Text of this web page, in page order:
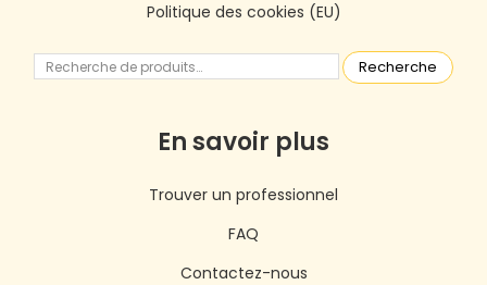
Politique des cookies (EU)
Recherche
En savoir plus
Trouver un professionnel
FAQ
Contactez-nous